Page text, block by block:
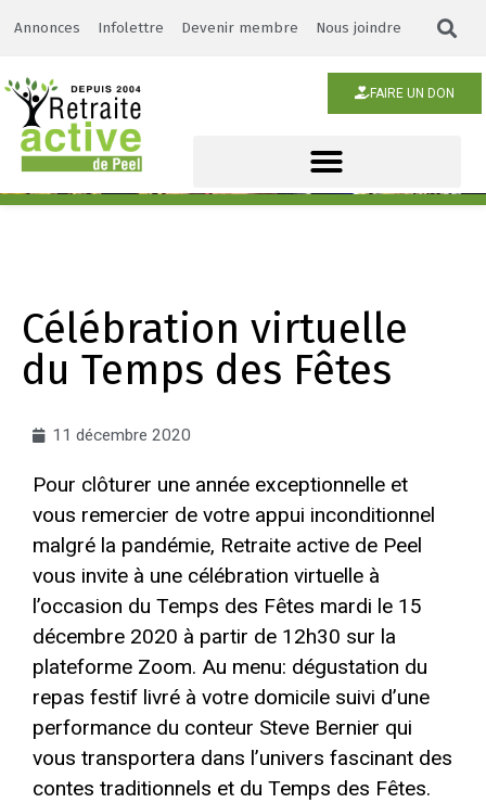
Annonces Infolettre Devenir membre Nous joindre
FAIRE UN DON
Célébration virtuelle
du Temps des Fêtes
11 décembre 2020
Pour clôturer une année exceptionnelle et
vous remercier de votre appui inconditionnel
malgré la pandémie, Retraite active de Peel
vous invite à une célébration virtuelle à
l’occasion du Temps des Fêtes mardi le 15
décembre 2020 à partir de 12h30 sur la
plateforme Zoom. Au menu: dégustation du
repas festif livré à votre domicile suivi d’une
performance du conteur Steve Bernier qui
vous transportera dans l’univers fascinant des
contes traditionnels et du Temps des Fêtes.